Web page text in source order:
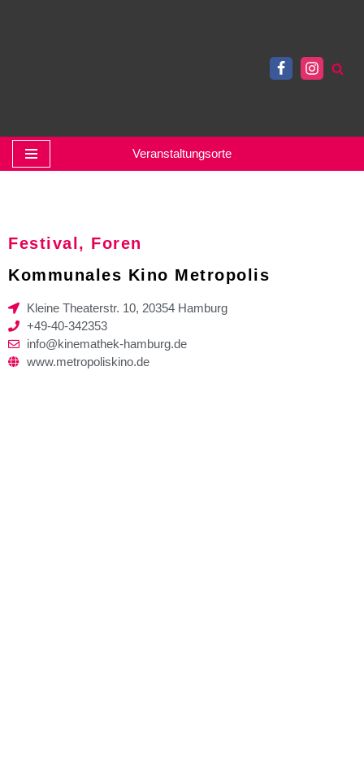
Veranstaltungsorte
Festival, Foren
Kommunales Kino Metropolis
Kleine Theaterstr. 10, 20354 Hamburg
+49-40-342353
info@kinemathek-hamburg.de
www.metropoliskino.de